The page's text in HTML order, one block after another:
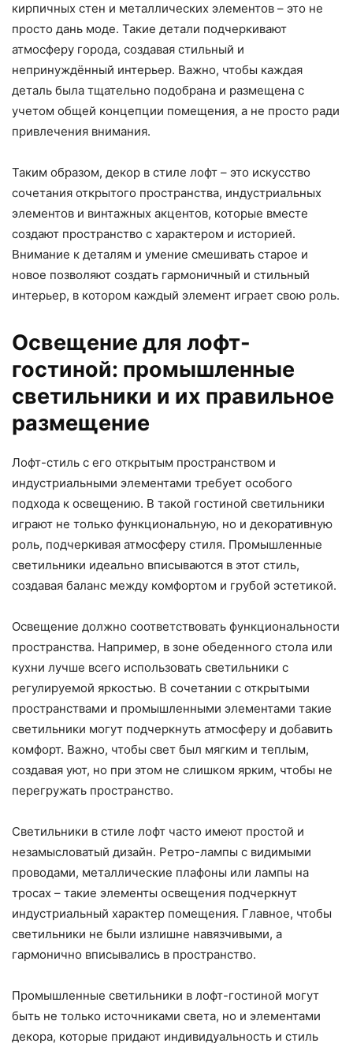
кирпичных стен и металлических элементов – это не
просто дань моде. Такие детали подчеркивают
атмосферу города, создавая стильный и
непринуждённый интерьер. Важно, чтобы каждая
деталь была тщательно подобрана и размещена с
учетом общей концепции помещения, а не просто ради
привлечения внимания.
Таким образом, декор в стиле лофт – это искусство
сочетания открытого пространства, индустриальных
элементов и винтажных акцентов, которые вместе
создают пространство с характером и историей.
Внимание к деталям и умение смешивать старое и
новое позволяют создать гармоничный и стильный
интерьер, в котором каждый элемент играет свою роль.
Освещение для лофт-
гостиной: промышленные
светильники и их правильное
размещение
Лофт-стиль с его открытым пространством и
индустриальными элементами требует особого
подхода к освещению. В такой гостиной светильники
играют не только функциональную, но и декоративную
роль, подчеркивая атмосферу стиля. Промышленные
светильники идеально вписываются в этот стиль,
создавая баланс между комфортом и грубой эстетикой.
Освещение должно соответствовать функциональности
пространства. Например, в зоне обеденного стола или
кухни лучше всего использовать светильники с
регулируемой яркостью. В сочетании с открытыми
пространствами и промышленными элементами такие
светильники могут подчеркнуть атмосферу и добавить
комфорт. Важно, чтобы свет был мягким и теплым,
создавая уют, но при этом не слишком ярким, чтобы не
перегружать пространство.
Светильники в стиле лофт часто имеют простой и
незамысловатый дизайн. Ретро-лампы с видимыми
проводами, металлические плафоны или лампы на
тросах – такие элементы освещения подчеркнут
индустриальный характер помещения. Главное, чтобы
светильники не были излишне навязчивыми, а
гармонично вписывались в пространство.
Промышленные светильники в лофт-гостиной могут
быть не только источниками света, но и элементами
декора, которые придают индивидуальность и стиль